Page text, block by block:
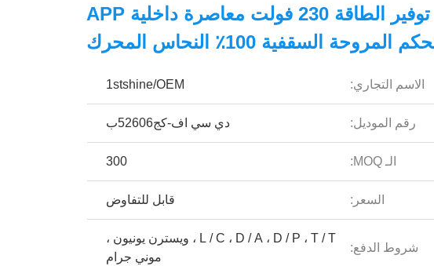
توفير الطاقة 230 فولت معاصرة داخلية APP
المروحة السقفية 100٪ النحاس المحرك
الاسم التجاري: 1stshine/OEM
رقم الموديل: دي سي اف-كج52606ب
الـ MOQ: 300
السعر: قابل للتفاوض
شروط الدفع:
L / C ، D / A ، D / P ، T / T ، ويسترن يونيون ،
موني جرام